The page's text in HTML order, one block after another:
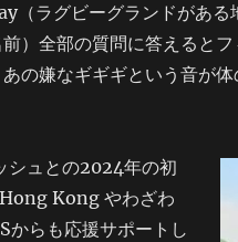
（ラグビーグランドがあ
）全部の質問に答えると
の嫌なギギギという音が
シュとの2024年の初
Kong やわざわ
からも応援サポートし